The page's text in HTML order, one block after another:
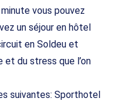
vous pouvez
un séjour en hôtel
en Soldeu et
et du stress que l’on
suivantes: Sporthotel